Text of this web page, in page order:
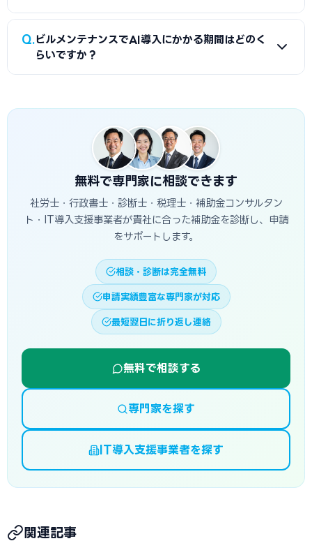
性のある業務削減効果が期待できます。ただし費用対効果は
現場の業務量・人員規模・運用体制によって大きく変わるた
め、ROIシミュレーションセクションを参考にしつつ、自社
A
採択率を上げるには、（1）事業計画書に具体的な数値目
標（削減時間・削減コスト・生産性向上率等）を記載する、
で即減点されるため、提出前の最終チェックを怠らないこと
Q ビルメンテナンスでAI導入にかかる期間はどのく
らいですか？
月かかります。主なステップとして、gBizIDの取得（2〜3週
間）、申請書作成（2〜4週間）、審査期間（1〜3ヶ月）、採
択後の機器発注・設置（1〜3ヶ月）、実績報告・入金（1〜2
ヶ月）があります。導入後に運用が定着して効果が出るまでに
はさらに1〜3ヶ月かかる場合もあります。早めの準備が鍵で
無料で専門家に相談できます
社労士・行政書士・診断士・税理士・補助金コンサルタン
ト・IT導入支援事業者が貴社に合った補助金を診断し、申請
をサポートします。
相談・診断は完全無料
申請実績豊富な専門家が対応
最短翌日に折り返し連絡
無料で相談する
専門家を探す
IT導入支援事業者を探す
関連記事